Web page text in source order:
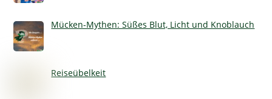
Mücken-Mythen: Süßes Blut, Licht und Knoblauch
Reiseübelkeit